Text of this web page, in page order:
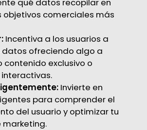
objetivos comerciales más
Incentiva a los usuarios a
datos ofreciendo algo a
contenido exclusivo o
Invierte en
para comprender el
del usuario y optimizar tu